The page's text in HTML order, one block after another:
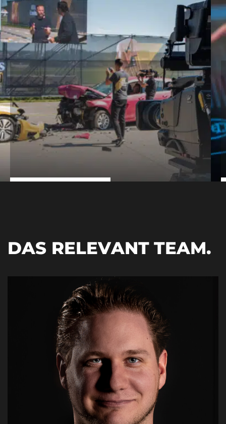
DAS RELEVANT TEAM.